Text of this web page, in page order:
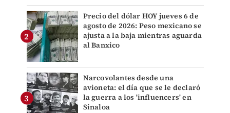
Precio del dólar HOY jueves 6 de
agosto de 2026: Peso mexicano se
ajusta a la baja mientras aguarda
al Banxico
Narcovolantes desde una
avioneta: el día que se le declaró
la guerra a los 'influencers' en
Sinaloa